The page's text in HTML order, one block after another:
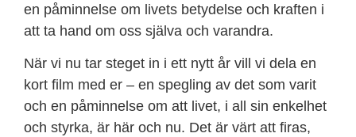
en påminnelse om livets betydelse och kraften i
att ta hand om oss själva och varandra.
När vi nu tar steget in i ett nytt år vill vi dela en
kort film med er – en spegling av det som varit
och en påminnelse om att livet, i all sin enkelhet
och styrka, är här och nu. Det är värt att firas,